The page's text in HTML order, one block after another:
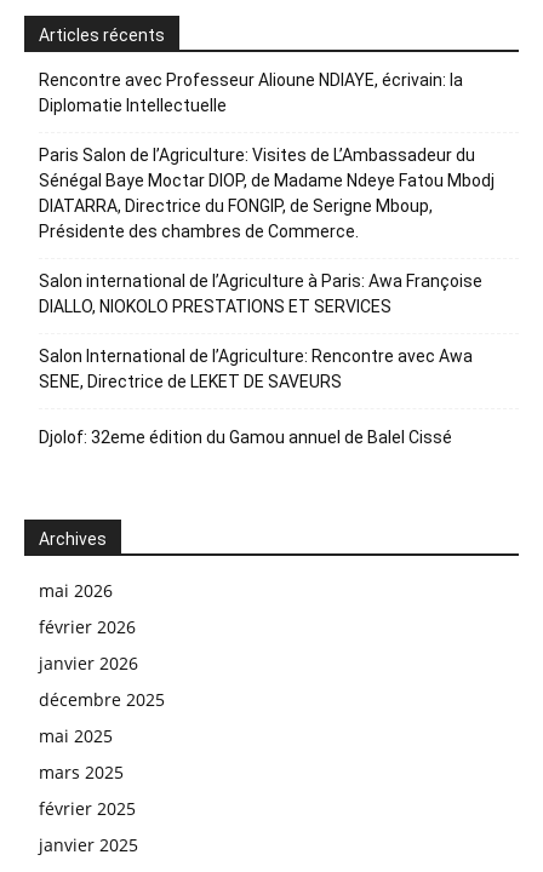
Articles récents
Rencontre avec Professeur Alioune NDIAYE, écrivain: la
Diplomatie Intellectuelle
Paris Salon de l’Agriculture: Visites de L’Ambassadeur du
Sénégal Baye Moctar DIOP, de Madame Ndeye Fatou Mbodj
DIATARRA, Directrice du FONGIP, de Serigne Mboup,
Présidente des chambres de Commerce.
Salon international de l’Agriculture à Paris: Awa Françoise
DIALLO, NIOKOLO PRESTATIONS ET SERVICES
Salon International de l’Agriculture: Rencontre avec Awa
SENE, Directrice de LEKET DE SAVEURS
Djolof: 32eme édition du Gamou annuel de Balel Cissé
Archives
mai 2026
février 2026
janvier 2026
décembre 2025
mai 2025
mars 2025
février 2025
janvier 2025